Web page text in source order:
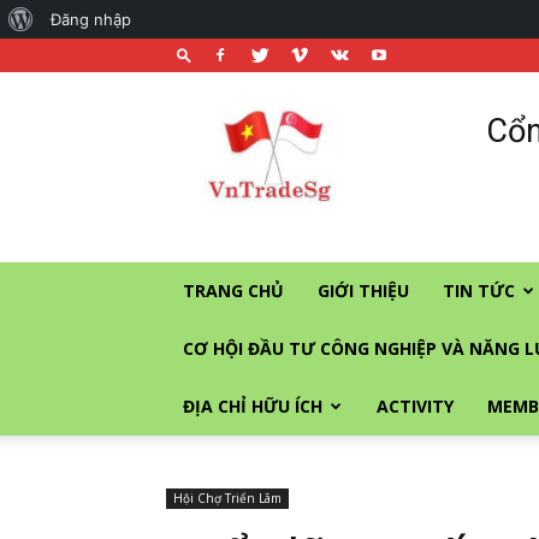
Cổng
thương
và
vào
Singapore
TRANG CHỦ GIỚI THIỆU TIN TỨC
CƠ HỘI ĐẦU TƯ CÔNG NGHIỆP VÀ NĂNG
ĐỊA CHỈ HỮU ÍCH ACTIVITY
Hội Chợ Triển Lãm
About
Đăng nhập